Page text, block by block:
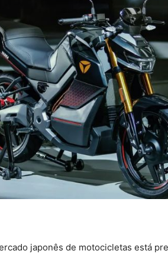
japonês de motocicletas está